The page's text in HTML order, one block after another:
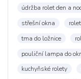
údržba rolet den a
střešní okna
tma do ložnice
pouliční lampa do
kuchyňské rolety